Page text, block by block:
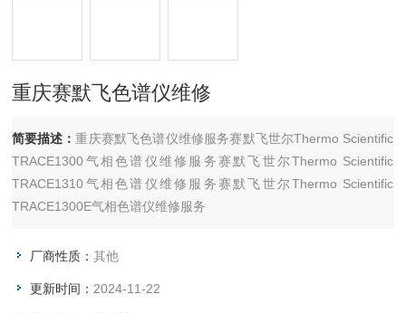
重庆赛默飞色谱仪维修
简要描述：重庆赛默飞色谱仪维修服务赛默飞世尔Thermo Scientific
TRACE1300气相色谱仪维修服务赛默飞世尔Thermo Scientific
TRACE1310气相色谱仪维修服务赛默飞世尔Thermo Scientific
TRACE1300E气相色谱仪维修服务
厂商性质：其他
更新时间： 2024-11-22